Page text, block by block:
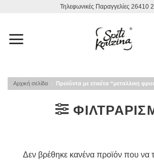
Τηλεφωνικές Παραγγελίες 26410
Αρχική σελίδα Προϊόντα με ετικέτα “μεταλλικη
Δεν βρέθηκε κανένα προϊόν που να